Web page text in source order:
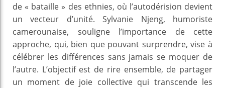
de « bataille » des ethnies, où l’autodérision devient
un vecteur d’unité. Sylvanie Njeng, humoriste
camerounaise, souligne l’importance de cette
approche, qui, bien que pouvant surprendre, vise à
célébrer les différences sans jamais se moquer de
l’autre. L’objectif est de rire ensemble, de partager
un moment de joie collective qui transcende les